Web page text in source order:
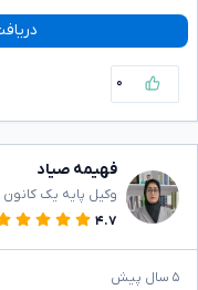
۰
فهیمه صیاد
وکیل پایه یک کانون
۴.۷
۵ سال پیش